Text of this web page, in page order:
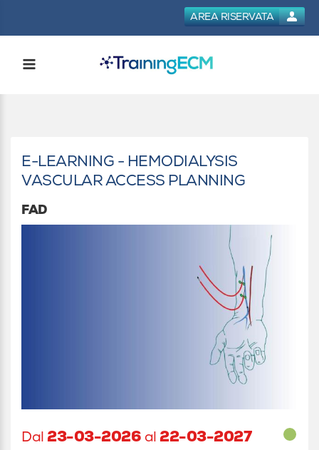
AREA RISERVATA
E-LEARNING - HEMODIALYSIS
VASCULAR ACCESS PLANNING
FAD
Dal 23-03-2026 al 22-03-2027